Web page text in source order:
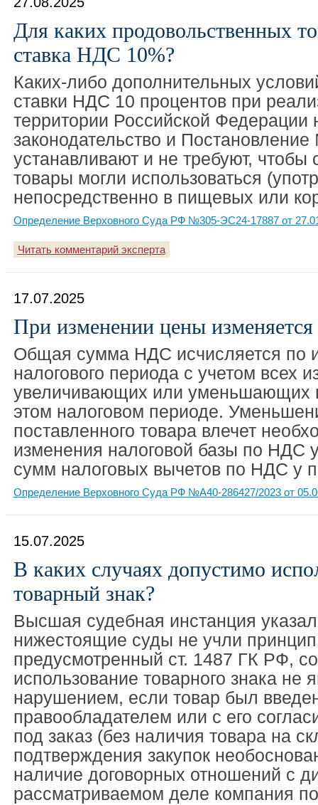
Для каких продовольственных
ставка НДС 10%?
Каких-либо дополнительных
ставки НДС 10 процентов при
территории Российской Федерации
законодательство и
устанавливают и не требуют, чтобы
товары могли использоваться
непосредственно в пищевых или
Определение Верховного Суда РФ №305-ЭС24-17887 от
Читать комментарий эксперта
17.07.2025
При изменении цены изменяется
Общая сумма НДС исчисляется по
налогового периода с учетом всех
увеличивающих или уменьшающих
этом налоговом периоде.
поставленного товара влечет
изменения налоговой базы по НДС
сумм налоговых вычетов по НДС у
Определение Верховного Суда РФ №А40-286427/2023 от
15.07.2025
В каких случаях допустимо
товарный знак?
Высшая судебная инстанция
нижестоящие суды не учли
предусмотренный ст. 1487 ГК РФ,
использование товарного знака не
нарушением, если товар был
правообладателем или с его
под заказ (без наличия товара на
подтверждения закупок
наличие договорных отношений с
рассматриваемом деле компания